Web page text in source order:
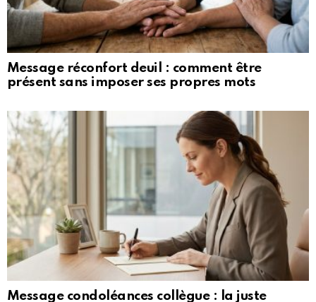
Message réconfort deuil : comment être
présent sans imposer ses propres mots
Message condoléances collègue : la juste